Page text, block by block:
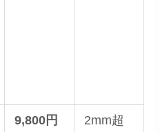
9,800円
2mm超